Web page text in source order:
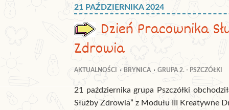
21 PAŹDZIERNIKA 2024
Dzień Pracownika
Zdrowia
AKTUALNOŚCI BRYNICA GRUPA 2. - PSZCZÓŁKI
21 października grupa Pszczółki
Służby Zdrowia” z Modułu III Kreatywne